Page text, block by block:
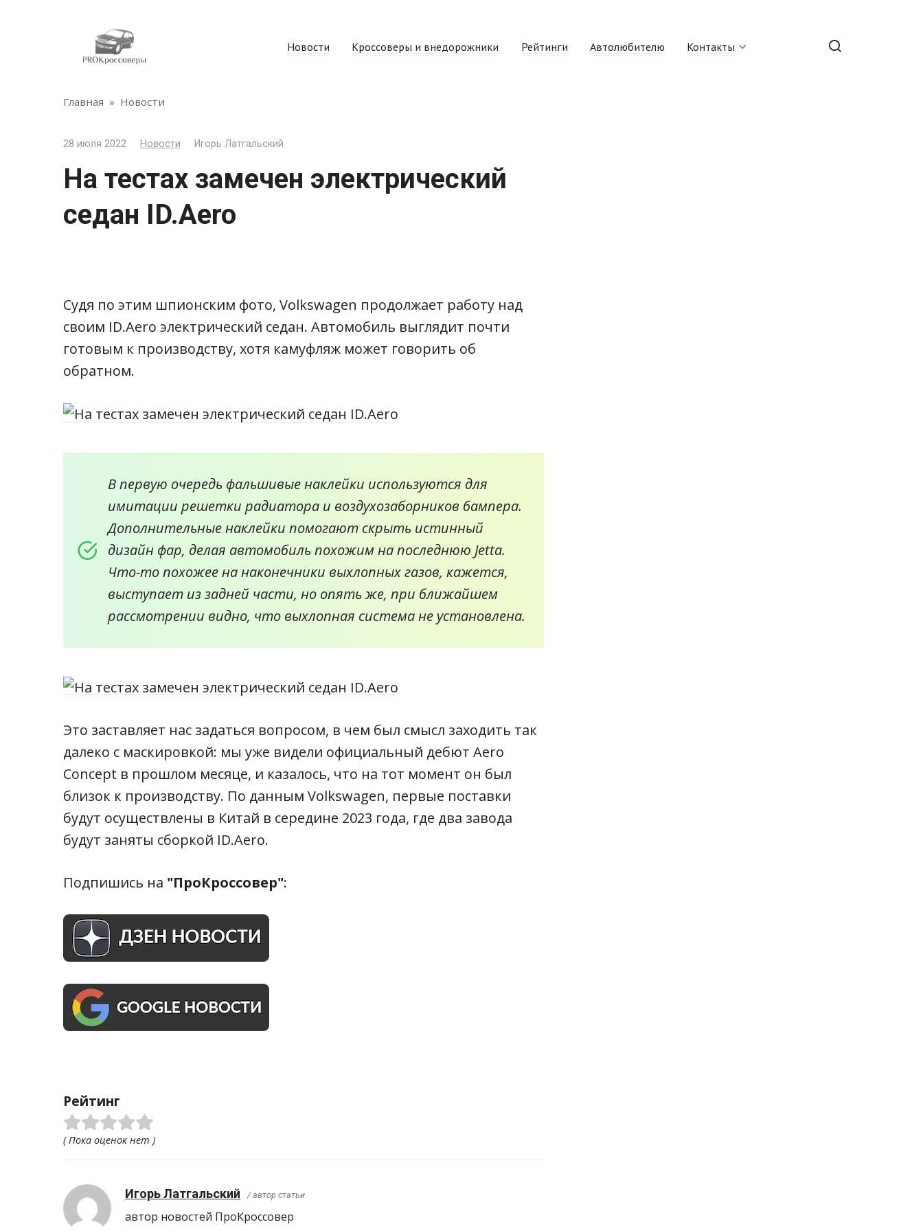
Новости Кроссоверы и внедорожники Рейтинги Автолюбителю Контакты
Главная » Новости
28 июля 2022 Новости Игорь Латгальский
На тестах замечен электрический
седан ID.Аero
Судя по этим шпионским фото, Volkswagen продолжает работу над
своим ID.Аero электрический седан. Автомобиль выглядит почти
готовым к производству, хотя камуфляж может говорить об
обратном.
В первую очередь фальшивые наклейки используются для
имитации решетки радиатора и воздухозаборников бампера.
Дополнительные наклейки помогают скрыть истинный
дизайн фар, делая автомобиль похожим на последнюю Jetta.
Что-то похожее на наконечники выхлопных газов, кажется,
выступает из задней части, но опять же, при ближайшем
рассмотрении видно, что выхлопная система не установлена.
Это заставляет нас задаться вопросом, в чем был смысл заходить так
далеко с маскировкой: мы уже видели официальный дебют Aero
Concept в прошлом месяце, и казалось, что на тот момент он был
близок к производству. По данным Volkswagen, первые поставки
будут осуществлены в Китай в середине 2023 года, где два завода
будут заняты сборкой ID.Аero.
Подпишись на "ПроКроссовер":
Рейтинг
( Пока оценок нет )
Игорь Латгальский / автор статьи
автор новостей ПроКроcсовер